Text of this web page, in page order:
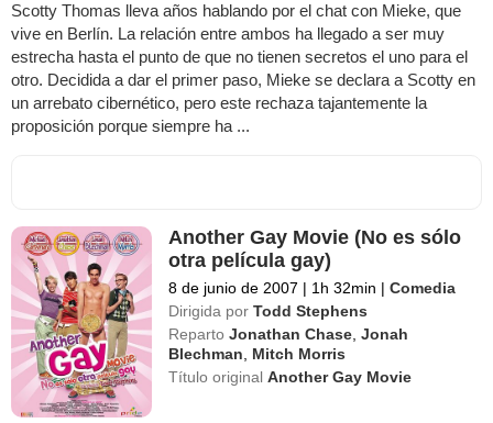
Scotty Thomas lleva años hablando por el chat con Mieke, que
vive en Berlín. La relación entre ambos ha llegado a ser muy
estrecha hasta el punto de que no tienen secretos el uno para el
otro. Decidida a dar el primer paso, Mieke se declara a Scotty en
un arrebato cibernético, pero este rechaza tajantemente la
proposición porque siempre ha ...
Another Gay Movie (No es sólo
otra película gay)
8 de junio de 2007 | 1h 32min | Comedia
Dirigida por Todd Stephens
Reparto Jonathan Chase,Jonah
Blechman, Mitch Morris
Título originalAnother Gay Movie